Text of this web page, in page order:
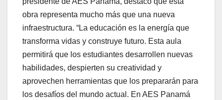
obra representa mucho más que una nueva
infraestructura. “La educación es la energía que
transforma vidas y construye futuro. Esta aula
permitirá que los estudiantes desarrollen nuevas
habilidades, despierten su creatividad y
aprovechen herramientas que los prepararán para
los desafíos del mundo actual. En AES Panamá